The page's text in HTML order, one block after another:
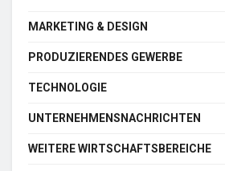
MARKETING & DESIGN
PRODUZIERENDES GEWERBE
TECHNOLOGIE
UNTERNEHMENSNACHRICHTEN
WEITERE WIRTSCHAFTSBEREICHE